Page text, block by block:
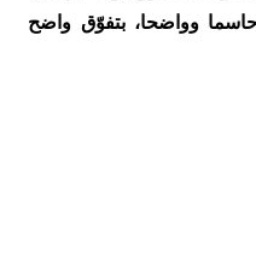
وواضحا، بتفوّق واضح